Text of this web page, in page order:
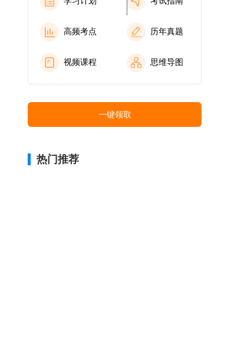
高频考点 历年真题
视频课程 思维导图
一键领取
热门推荐